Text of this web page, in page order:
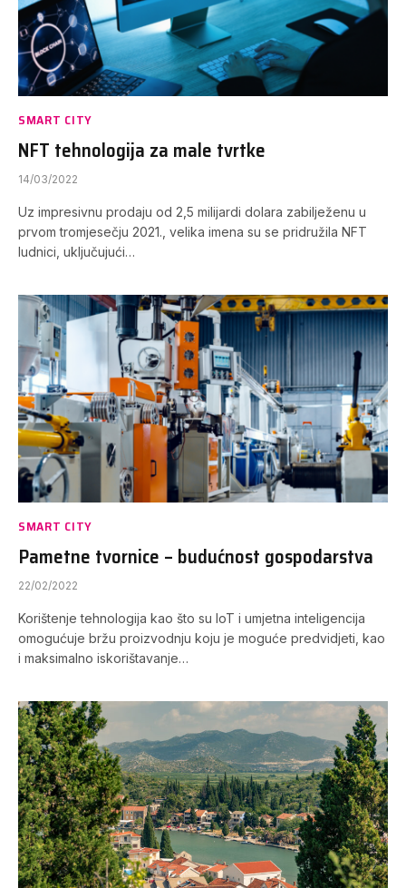
SMART CITY
NFT tehnologija za male tvrtke
14/03/2022
Uz impresivnu prodaju od 2,5 milijardi dolara zabilježenu u
prvom tromjesečju 2021., velika imena su se pridružila NFT
ludnici, uključujući…
SMART CITY
Pametne tvornice – budućnost gospodarstva
22/02/2022
Korištenje tehnologija kao što su IoT i umjetna inteligencija
omogućuje bržu proizvodnju koju je moguće predvidjeti, kao
i maksimalno iskorištavanje…